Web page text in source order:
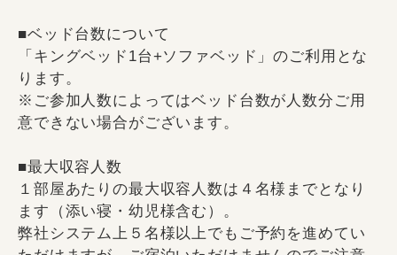
■ベッド台数について
「キングベッド1台+ソファベッド」のご利用とな
ります。
※ご参加人数によってはベッド台数が人数分ご用
意できない場合がございます。
■最大収容人数
１部屋あたりの最大収容人数は４名様までとなり
ます（添い寝・幼児様含む）。
弊社システム上５名様以上でもご予約を進めてい